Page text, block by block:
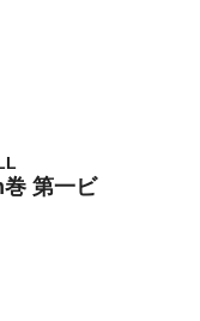
第一ビ